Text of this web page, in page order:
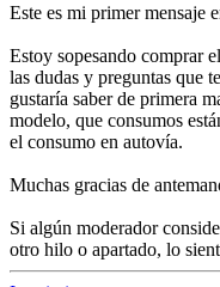
Este es mi primer mensaje
Estoy sopesando comprar
las dudas y preguntas que
gustaría saber de primera
modelo, que consumos
el consumo en autovía.
Muchas gracias de
Si algún moderador
otro hilo o apartado, lo